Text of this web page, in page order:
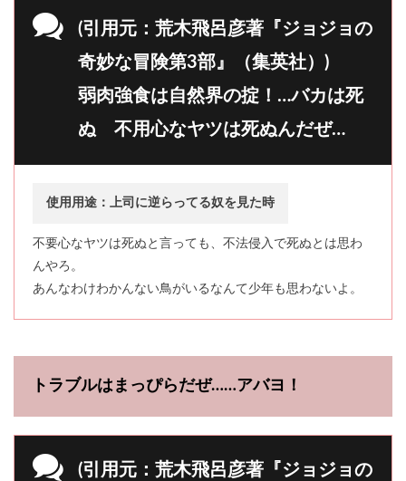
(引用元：荒木飛呂彦著『ジョジョの
奇妙な冒険第3部』（集英社）)
弱肉強食は自然界の掟！…バカは死
ぬ 不用心なヤツは死ぬんだぜ…
使用用途：上司に逆らってる奴を見た時
不要心なヤツは死ぬと言っても、不法侵入で死ぬとは思わ
んやろ。
あんなわけわかんない鳥がいるなんて少年も思わないよ。
トラブルはまっぴらだぜ……アバヨ！
(引用元：荒木飛呂彦著『ジョジョの